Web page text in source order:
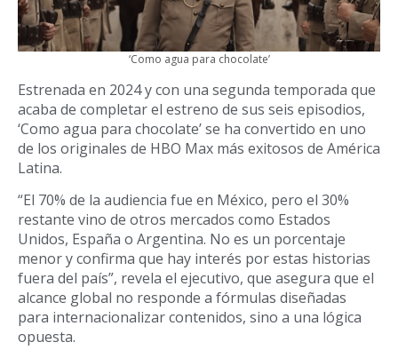
‘Como agua para chocolate’
Estrenada en 2024 y con una segunda temporada que
acaba de completar el estreno de sus seis episodios,
‘Como agua para chocolate’ se ha convertido en uno
de los originales de HBO Max más exitosos de América
Latina.
“El 70% de la audiencia fue en México, pero el 30%
restante vino de otros mercados como Estados
Unidos, España o Argentina. No es un porcentaje
menor y confirma que hay interés por estas historias
fuera del país”, revela el ejecutivo, que asegura que el
alcance global no responde a fórmulas diseñadas
para internacionalizar contenidos, sino a una lógica
opuesta.